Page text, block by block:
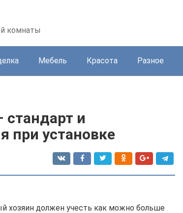
комнаты
Мебель Красота Разное
и
при установке
хозяин должен учесть как можно больше